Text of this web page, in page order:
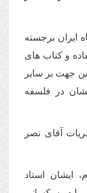
ایران برجسته
و كتاب هاى
جهت بر سایر
در فلسفه
آقاى نصر
ایشان استاد